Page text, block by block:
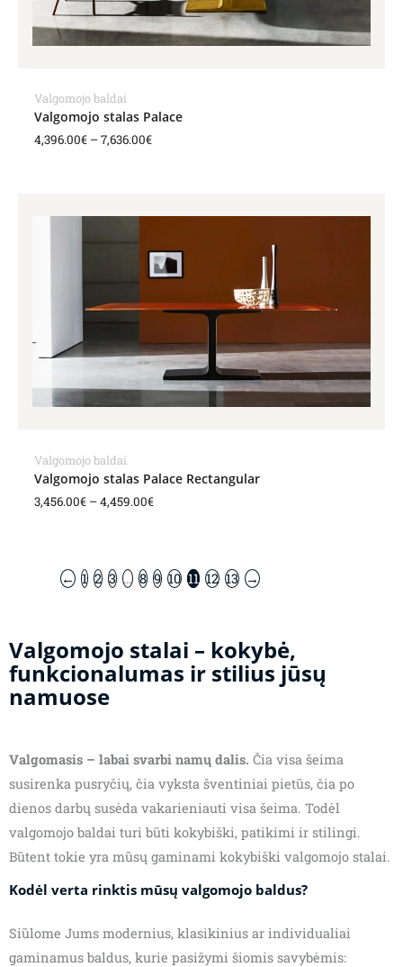
Valgomojo baldai
Valgomojo stalas Palace
4,396.00€ –7,636.00€
Valgomojo baldai
Valgomojo stalas Palace Rectangular
3,456.00€ –4,459.00€
range:
4,459.00€
← 1 2 3 … 8 9 10 11 12 13 →
Valgomojo stalai – kokybė,
funkcionalumas ir stilius jūsų
namuose
Valgomasis – labai svarbi namų dalis. Čia visa šeima
susirenka pusryčių, čia vyksta šventiniai pietūs, čia po
dienos darbų susėda vakarieniauti visa šeima. Todėl
valgomojo baldai turi būti kokybiški, patikimi ir stilingi.
Būtent tokie yra mūsų gaminami kokybiški valgomojo stalai.
Kodėl verta rinktis mūsų valgomojo baldus?
Siūlome Jums modernius, klasikinius ar individualiai
gaminamus baldus, kurie pasižymi šiomis savybėmis: